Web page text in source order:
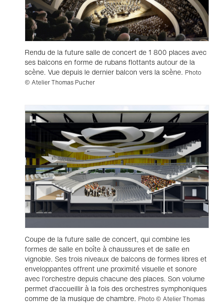
Rendu de la future salle de concert de 1 800 places avec
ses balcons en forme de rubans flottants autour de la
scène. Vue depuis le dernier balcon vers la scène. Photo
© Atelier Thomas Pucher
Coupe de la future salle de concert, qui combine les
formes de salle en boîte à chaussures et de salle en
vignoble. Ses trois niveaux de balcons de formes libres et
enveloppantes offrent une proximité visuelle et sonore
avec l'orchestre depuis chacune des places. Son volume
permet d'accueillir à la fois des orchestres symphoniques
comme de la musique de chambre. Photo © Atelier Thomas